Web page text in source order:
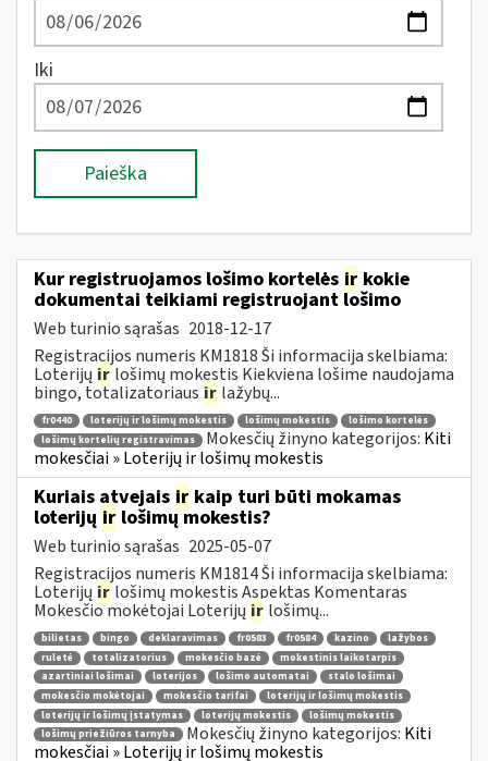
Iki
Paieška
Kur registruojamos lošimo kortelės ir kokie
dokumentai teikiami registruojant lošimo
Web turinio sąrašas 2018-12-17
Registracijos numeris KM1818 Ši informacija skelbiama:
Loterijų ir lošimų mokestis Kiekviena lošime naudojama
bingo, totalizatoriaus ir lažybų...
fr0440 loterijų ir lošimų mokestis lošimų mokestis
lošimo kortelės
lošimų kortelių registravimas
Mokesčių žinyno kategorijos: Kiti
mokesčiai » Loterijų ir lošimų mokestis
Kuriais atvejais ir kaip turi būti mokamas
loterijų ir lošimų mokestis?
Web turinio sąrašas 2025-05-07
Registracijos numeris KM1814 Ši informacija skelbiama:
Loterijų ir lošimų mokestis Aspektas Komentaras
Mokesčio mokėtojai Loterijų ir lošimų...
bilietas bingo deklaravimas fr0583 fr0584 kazino
lažybos
ruletė
totalizatorius mokesčio bazė
mokestinis laikotarpis
azartiniai lošimai
loterijos lošimo automatai
stalo lošimai
mokesčio mokėtojai
mokesčio tarifai
loterijų ir lošimų mokestis
loterijų ir lošimų įstatymas
loterijų mokestis
lošimų mokestis
lošimų priežiūros tarnyba
Mokesčių žinyno kategorijos: Kiti
mokesčiai » Loterijų ir lošimų mokestis